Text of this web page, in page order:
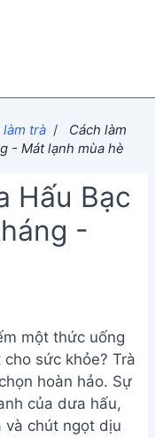
làm trà /
Cách làm
- Mát lạnh mùa hè
Hấu Bạc
-
một thức uống
sức khỏe? Trà
hoàn hảo. Sự
của dưa hấu,
và chút ngọt dịu